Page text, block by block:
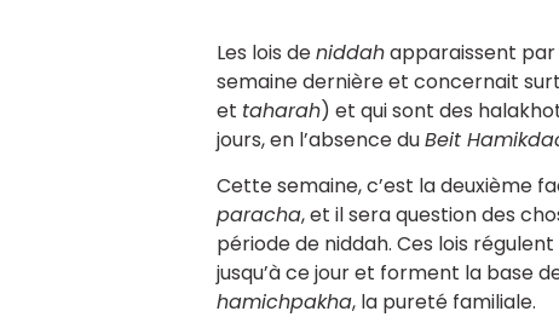
Les lois deniddahapparaissent par
semaine dernière et concernait
et taharah) et qui sont des
jours, en l’absence duBeit
Cette semaine, c’est la deuxième
paracha, et il sera question des
période de niddah. Ces lois
jusqu’à ce jour et forment la base
hamichpakha, la pureté familiale.